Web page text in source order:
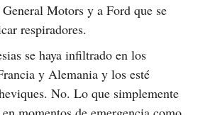
Motors y a Ford que se
respiradores.
se haya infiltrado en los
y Alemania y los esté
No. Lo que simplemente